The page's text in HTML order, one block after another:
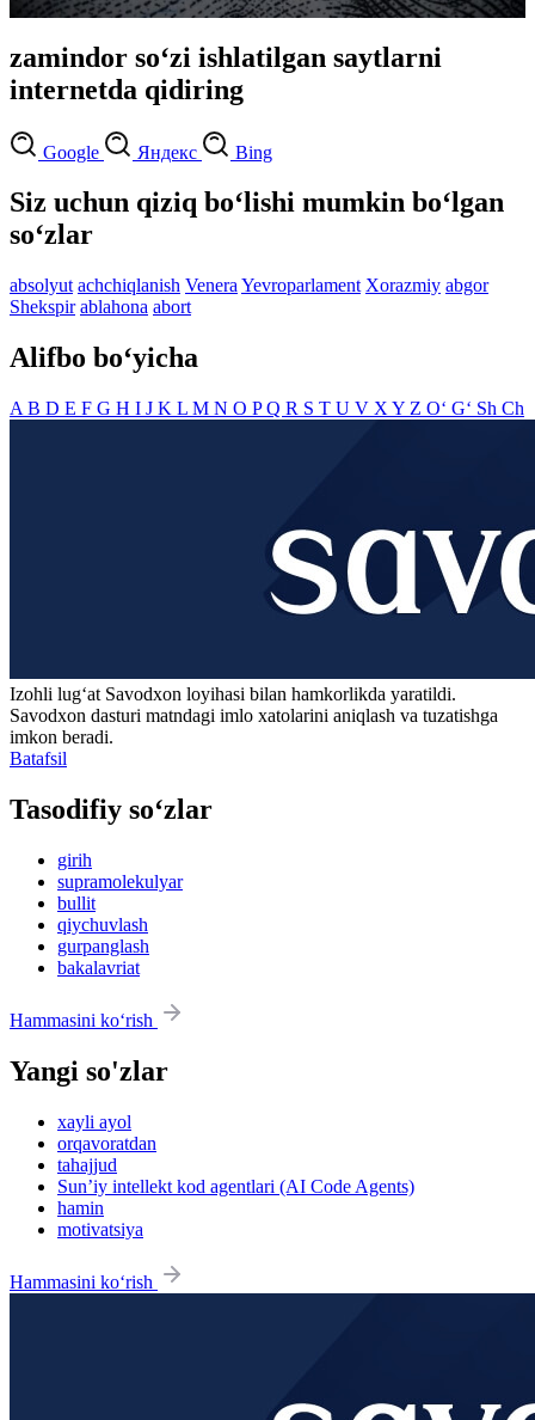
zamindor so‘zi ishlatilgan saytlarni
internetda qidiring
Google Яндекс Bing
Siz uchun qiziq bo‘lishi mumkin bo‘lgan
so‘zlar
absolyut achchiqlanish Venera Yevroparlament Xorazmiy abgor
Shekspir ablahona abort
Alifbo bo‘yicha
A B D E F G H I J K L M N O PQ R S T U V X Y Z O‘ G‘ Sh Ch
Izohli lugʻat Savodxon loyihasi bilan hamkorlikda yaratildi.
Savodxon dasturi matndagi imlo xatolarini aniqlash va tuzatishga
imkon beradi.
Batafsil
Tasodifiy so‘zlar
girih
supramolekulyar
bullit
qiychuvlash
gurpanglash
bakalavriat
Hammasini ko‘rish
Yangi so'zlar
xayli ayol
orqavoratdan
tahajjud
Sun’iy intellekt kod agentlari (AI Code Agents)
hamin
motivatsiya
Hammasini ko‘rish